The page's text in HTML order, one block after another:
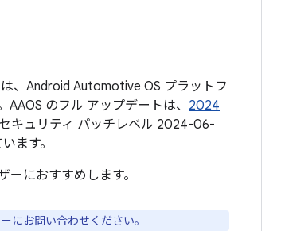
、Android Automotive OS プラットフ
のフル アップデートは、 2024
キュリティ パッチレベル 2024-06-
ます。
におすすめします。
にお問い合わせください。